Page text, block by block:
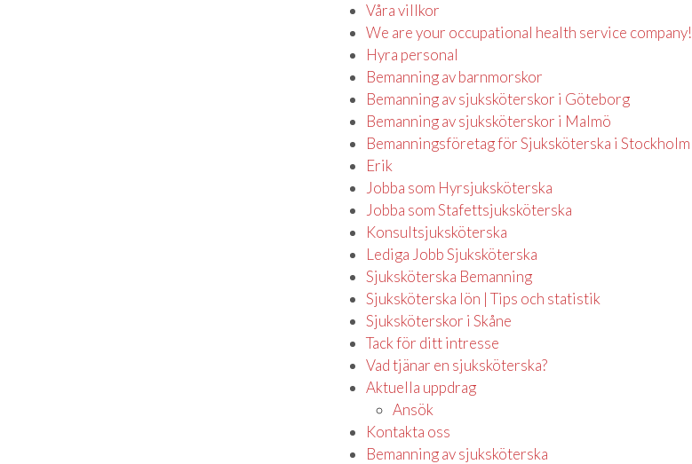
Våra villkor
We are your occupational health service company!
Hyra personal
Bemanning av barnmorskor
Bemanning av sjuksköterskor i Göteborg
Bemanning av sjuksköterskor i Malmö
Bemanningsföretag för Sjuksköterska i Stockholm
Erik
Jobba som Hyrsjuksköterska
Jobba som Stafettsjuksköterska
Konsultsjuksköterska
Lediga Jobb Sjuksköterska
Sjuksköterska Bemanning
Sjuksköterska lön | Tips och statistik
Sjuksköterskor i Skåne
Tack för ditt intresse
Vad tjänar en sjuksköterska?
Aktuella uppdrag
Ansök
Kontakta oss
Bemanning av sjuksköterska